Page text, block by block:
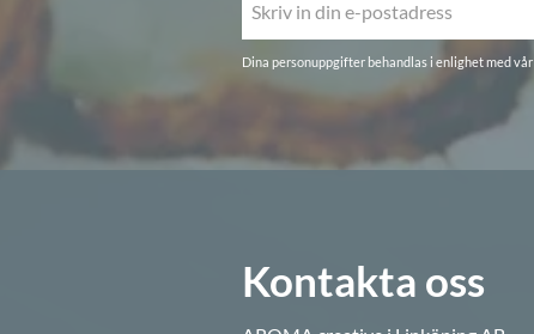
Dina personuppgifter behandlas i enlighet med vår
Kontakta oss